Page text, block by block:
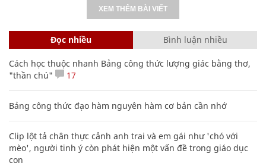
XEM THÊM BÀI VIẾT
Đọc nhiều Bình luận nhiều
Cách học thuộc nhanh Bảng công thức lượng giác bằng thơ,
"thần chú"
17
Bảng công thức đạo hàm nguyên hàm cơ bản cần nhớ
Clip lột tả chân thực cảnh anh trai và em gái như 'chó với
mèo', người tinh ý còn phát hiện một vấn đề trong giáo dục
con